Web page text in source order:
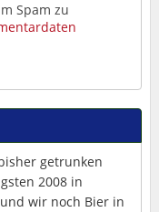
Spam zu
getrunken
2008 in
wir noch Bier in